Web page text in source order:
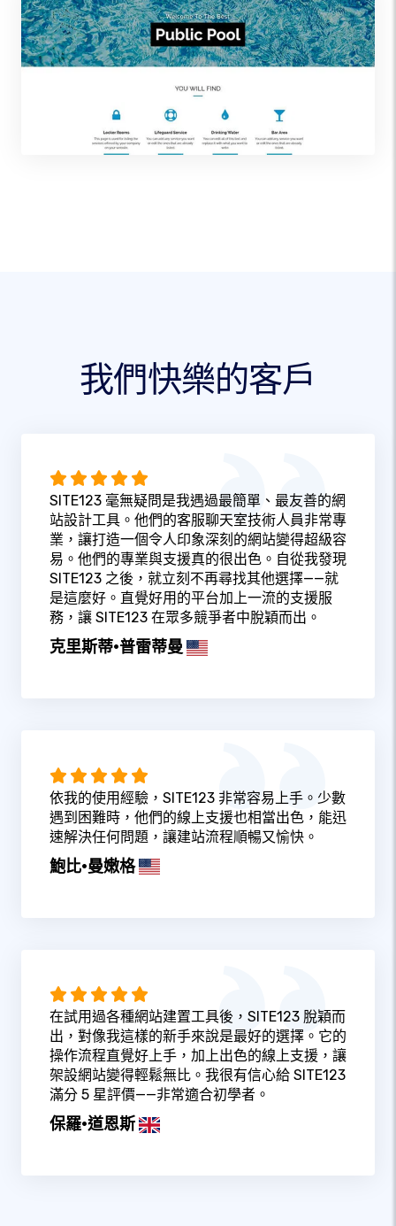
我們快樂的客戶
SITE123 毫無疑問是我遇過最簡單、最友善的網
站設計工具。他們的客服聊天室技術人員非常專
業，讓打造一個令人印象深刻的網站變得超級容
易。他們的專業與支援真的很出色。自從我發現
SITE123 之後，就立刻不再尋找其他選擇——就
是這麼好。直覺好用的平台加上一流的支援服
務，讓 SITE123 在眾多競爭者中脫穎而出。
克里斯蒂·普雷蒂曼
依我的使用經驗，SITE123 非常容易上手。少數
遇到困難時，他們的線上支援也相當出色，能迅
速解決任何問題，讓建站流程順暢又愉快。
鮑比·曼嫩格
在試用過各種網站建置工具後，SITE123 脫穎而
出，對像我這樣的新手來說是最好的選擇。它的
操作流程直覺好上手，加上出色的線上支援，讓
架設網站變得輕鬆無比。我很有信心給 SITE123
滿分 5 星評價——非常適合初學者。
保羅·道恩斯